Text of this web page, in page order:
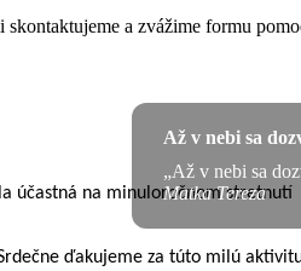
a zvážime formu
Až v nebi sa
„Až v nebi sa
Matka Tereza
účastná na minuloročnom stretnutí
ďakujeme za túto milú